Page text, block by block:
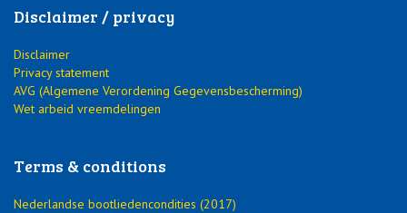
Disclaimer / privacy
Disclaimer
Privacy statement
AVG (Algemene Verordening Gegevensbescherming)
Wet arbeid vreemdelingen
Terms & conditions
Nederlandse bootliedencondities (2017)